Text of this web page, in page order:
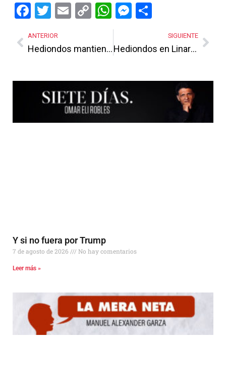
Facebook
Twitter
EmailCopy
Link
WhatsApp
Messenger
ANTERIOR
Hediondos mantienen campamento con carne de cañón
SIGUIENTE
Hediondos en Linares regalan noches en vela
Y si no fuera por Trump
7 de agosto de 2026 No hay comentarios
Leer más »